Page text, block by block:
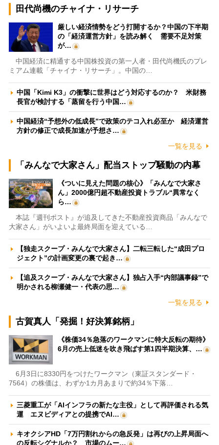
田代尚機のチャイナ・リサーチ
厳しい経済情勢をどう打開するか？中国の下半期
の「経済運営方針」を読み解く 需要不足対策
が…
中国経済に精通する中国株投資の第一人者・田代尚機氏のプレ
ミアム連載「チャイナ・リサーチ」。中国の…
中国「Kimi K3」の衝撃に世界はどう対応するのか？ 米財務
長官が検討する「蒸留を行う中国…
中国経済“予想外の低成長”で政策のテコ入れ必至か 経済運営
方針の修正で成長加速が予想さ…
一覧を見る
「みんなで大家さん」配当ストップ騒動の内幕
《ついに見えた問題の核心》「みんなで大家さ
ん」2000億円超不動産投資トラブル“異常なく
ら…
本誌『週刊ポスト』が追及してきた不動産投資商品「みんなで
大家さん」がいよいよ最終局面を迎えている…
【独走スクープ・みんなで大家さん】二転三転した“成田プロ
ジェクト”の計画変更の裏で起き…
【追及スクープ・みんなで大家さん】独占入手“内部議事録”で
明かされる柳瀬健一・代表の思…
一覧を見る
古賀真人「発掘！好決算銘柄」
《株価34％急落のワークマンに特大反転の期待》
6月の売上低迷を吹き飛ばす第1四半期決算、…
6月3日に8330円をつけたワークマン（東証スタンダード・
7564）の株価は、わずか1カ月あまりで約34％下落…
三菱重工が「AIインフラの新たな主役」として再評価される気
運 エヌビディアとの提携でAI…
キオクシアHD「7万円割れからの急反発」は再びの上昇局面へ
の反転シグナルか？ 市場のムー…